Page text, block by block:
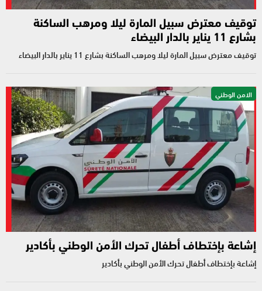
توقيف معترض سبيل المارة ليلا ومرهب الساكنة
بشارع 11 يناير‎ بالدار البيضاء
توقيف معترض سبيل المارة ليلا ومرهب الساكنة بشارع 11 يناير‎ بالدار البيضاء
الامن الوطني
إشاعة بإختطاف أطفال تحرك الأمن الوطني بأكادير
إشاعة بإختطاف أطفال تحرك الأمن الوطني بأكادير